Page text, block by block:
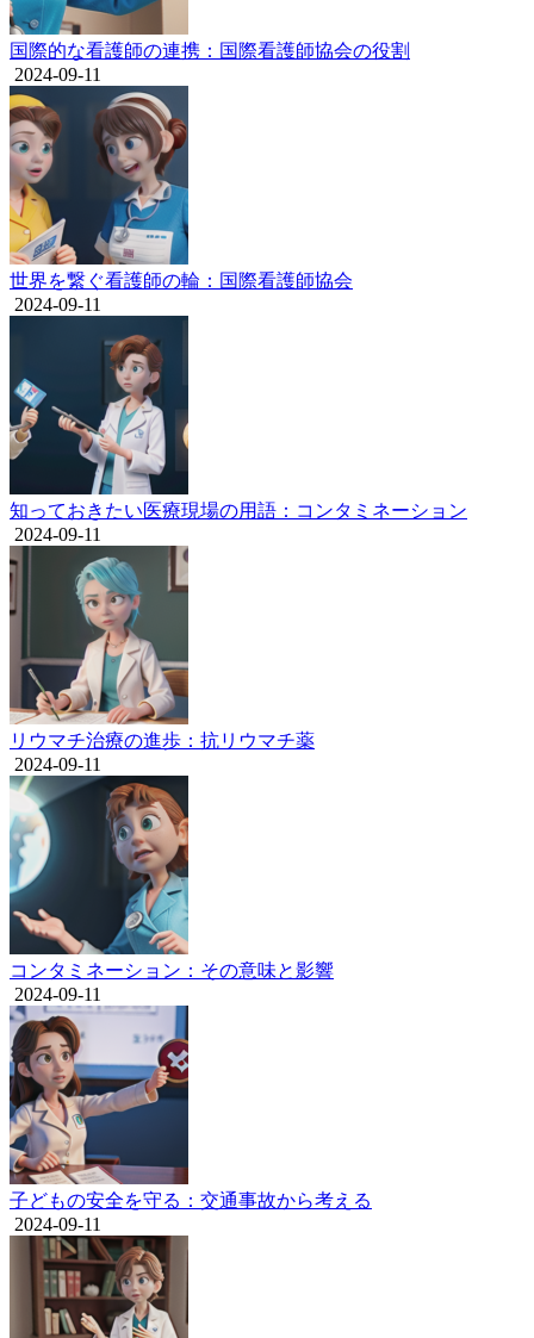
国際的な看護師の連携：国際看護師協会の役割
2024-09-11
世界を繋ぐ看護師の輪：国際看護師協会
2024-09-11
知っておきたい医療現場の用語：コンタミネーション
2024-09-11
リウマチ治療の進歩：抗リウマチ薬
2024-09-11
コンタミネーション：その意味と影響
2024-09-11
子どもの安全を守る：交通事故から考える
2024-09-11